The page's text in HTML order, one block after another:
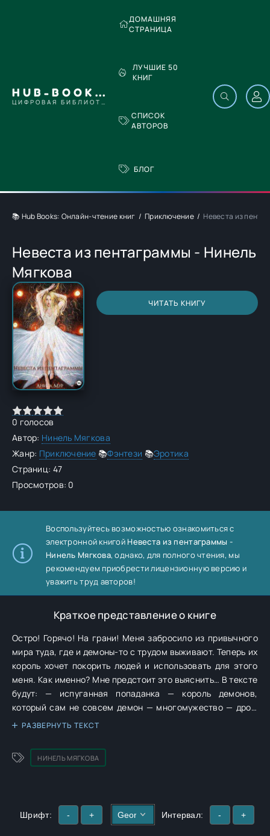
HUB-BOOKS.COM
ЦИФРОВАЯ БИБЛИОТЕКА
ДОМАШНЯЯ
СТРАНИЦА
ЛУЧШИЕ 50
КНИГ
СПИСОК
АВТОРОВ
БЛОГ
📚 Hub Books: Онлайн-чтение книг Приключение Невеста из
Невеста из пентаграммы - Нинель
Мягкова
ЧИТАТЬ КНИГУ
0 голосов
Автор: Нинель Мягкова
Жанр: Приключение 📚Фэнтези 📚Эротика
Страниц: 47
Просмотров: 0
Воспользуйтесь возможностью ознакомиться с
электронной книгой Невеста из пентаграммы -
Нинель Мягкова, однако, для полного чтения, мы
рекомендуем приобрести лицензионную версию и
уважить труд авторов!
Краткое представление о книге
Остро! Горячо! На грани! Меня забросило из привычного
мира туда, где и демоны-то с трудом выживают. Теперь их
король хочет покорить людей и использовать для этого
меня. Как именно? Мне предстоит это выяснить… В тексте
будут: — испуганная попаданка — король демонов,
который сам не совсем демон — многомужество — дроу,
оборотни, люди и много кто еще — кругом враги и некуда
РАЗВЕРНУТЬ ТЕКСТ
НИНЕЛЬ МЯГКОВА
Шрифт: - + Интервал: - +